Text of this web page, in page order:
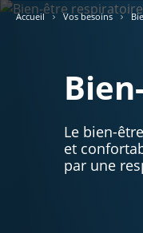
Accueil Vos besoins
Le bien-
et
par une